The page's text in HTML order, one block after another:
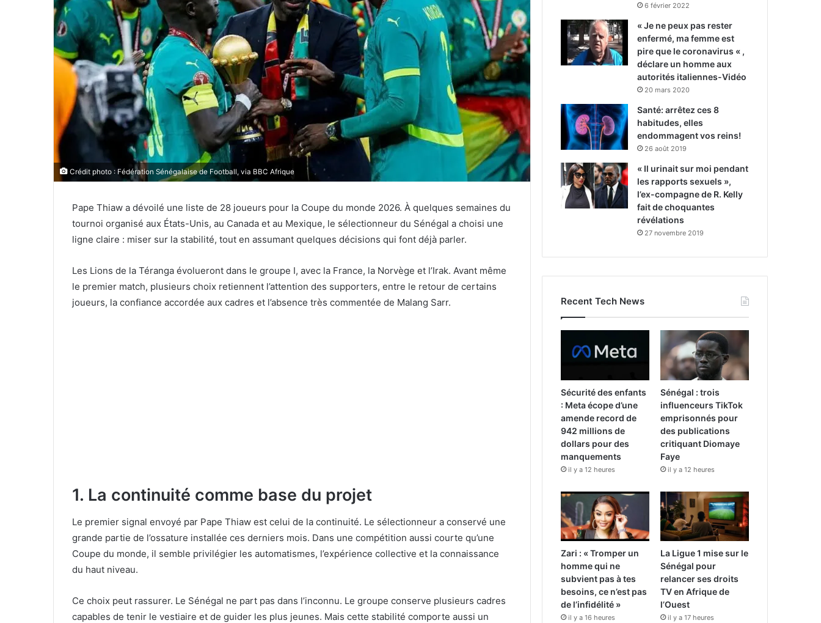
Crédit photo : Fédération Sénégalaise de Football, via BBC Afrique
Pape Thiaw a dévoilé une liste de 28 joueurs pour la Coupe du monde 2026. À quelques semaines du
tournoi organisé aux États-Unis, au Canada et au Mexique, le sélectionneur du Sénégal a choisi une
ligne claire : miser sur la stabilité, tout en assumant quelques décisions qui font déjà parler.
Les Lions de la Téranga évolueront dans le groupe I, avec la France, la Norvège et l’Irak. Avant même
le premier match, plusieurs choix retiennent l’attention des supporters, entre le retour de certains
joueurs, la confiance accordée aux cadres et l’absence très commentée de Malang Sarr.
1. La continuité comme base du projet
Le premier signal envoyé par Pape Thiaw est celui de la continuité. Le sélectionneur a conservé une
grande partie de l’ossature installée ces derniers mois. Dans une compétition aussi courte qu’une
Coupe du monde, il semble privilégier les automatismes, l’expérience collective et la connaissance
du haut niveau.
Ce choix peut rassurer. Le Sénégal ne part pas dans l’inconnu. Le groupe conserve plusieurs cadres
capables de tenir le vestiaire et de guider les plus jeunes. Mais cette stabilité comporte aussi un
6 février 2022
« Je ne peux pas rester
enfermé, ma femme est
pire que le coronavirus « ,
déclare un homme aux
autorités italiennes-Vidéo
20 mars 2020
Santé: arrêtez ces 8
habitudes, elles
endommagent vos reins!
26 août 2019
« Il urinait sur moi pendant
les rapports sexuels »,
l’ex-compagne de R. Kelly
fait de choquantes
révélations
27 novembre 2019
Recent Tech News
Sécurité des enfants
: Meta écope d’une
amende record de
942 millions de
dollars pour des
manquements
il y a 12 heures
Sénégal : trois
influenceurs TikTok
emprisonnés pour
des publications
critiquant Diomaye
Faye
il y a 12 heures
Zari : « Tromper un
homme qui ne
subvient pas à tes
besoins, ce n’est pas
de l’infidélité »
il y a 16 heures
La Ligue 1 mise sur le
Sénégal pour
relancer ses droits
TV en Afrique de
l’Ouest
il y a 17 heures